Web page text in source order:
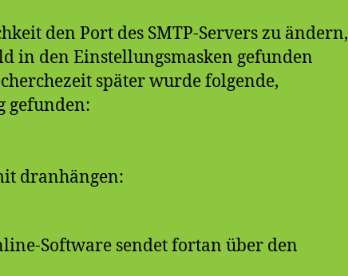
den Port des SMTP-Servers zu ändern,
in den Einstellungsmasken gefunden
später wurde folgende,
gefunden:
dranhängen:
Software sendet fortan über den